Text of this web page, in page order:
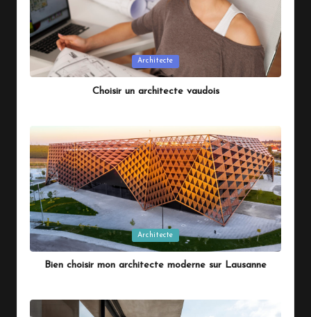
Posted
in
Architecte
Choisir un architecte vaudois
Posted
in
Architecte
Bien choisir mon architecte moderne sur Lausanne